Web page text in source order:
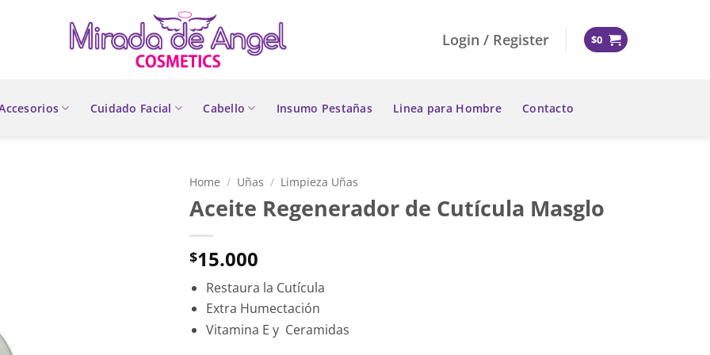
Login / Register $0
Cuidado Facial Cabello Insumo Pestañas Linea para Hombre Contacto
Home / Uñas / Limpieza Uñas
Aceite Regenerador de Cutícula Masglo
$15.000
Restaura la Cutícula
Extra Humectación
Vitamina E y Ceramidas